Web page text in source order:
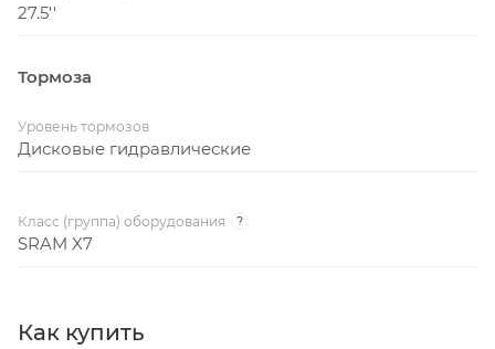
27.5''
Тормоза
Уровень тормозов
Дисковые гидравлические
Класс (группа) оборудования ?
SRAM X7
Как купить